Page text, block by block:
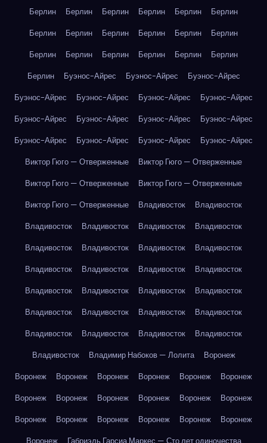
Берлин Берлин Берлин Берлин Берлин
Берлин
Берлин
Берлин Берлин Берлин Берлин
Берлин
Берлин
Берлин Берлин Берлин Берлин
Берлин
Берлин
Буэнос-Айрес Буэнос-Айрес
Буэнос-Айрес
Буэнос-Айрес
Буэнос-Айрес Буэнос-Айрес
Буэнос-Айрес
Буэнос-Айрес
Буэнос-Айрес Буэнос-Айрес
Буэнос-Айрес
Буэнос-Айрес
Буэнос-Айрес Буэнос-Айрес
Буэнос-Айрес
Виктор Гюго — Отверженные
Виктор Гюго — Отверженные
Виктор Гюго — Отверженные
Виктор Гюго — Отверженные
Виктор Гюго — Отверженные
Владивосток
Владивосток
Владивосток
Владивосток Владивосток
Владивосток
Владивосток
Владивосток Владивосток
Владивосток
Владивосток
Владивосток Владивосток
Владивосток
Владивосток
Владивосток Владивосток
Владивосток
Владивосток
Владивосток Владивосток
Владивосток
Владивосток
Владивосток Владивосток
Владивосток
Владивосток
Владимир Набоков — Лолита
Воронеж
Воронеж
Воронеж Воронеж Воронеж Воронеж
Воронеж
Воронеж
Воронеж Воронеж Воронеж Воронеж
Воронеж
Воронеж
Воронеж Воронеж Воронеж Воронеж
Воронеж